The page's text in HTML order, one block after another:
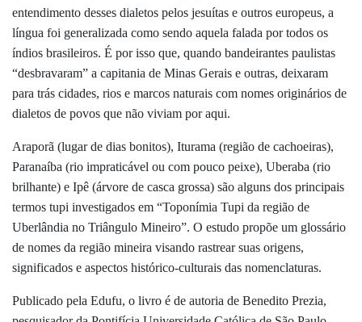
entendimento desses dialetos pelos jesuítas e outros europeus, a
língua foi generalizada como sendo aquela falada por todos os
índios brasileiros. É por isso que, quando bandeirantes paulistas
“desbravaram” a capitania de Minas Gerais e outras, deixaram
para trás cidades, rios e marcos naturais com nomes originários de
dialetos de povos que não viviam por aqui.
Araporã (lugar de dias bonitos), Iturama (região de cachoeiras),
Paranaíba (rio impraticável ou com pouco peixe), Uberaba (rio
brilhante) e Ipê (árvore de casca grossa) são alguns dos principais
termos tupi investigados em “Toponímia Tupi da região de
Uberlândia no Triângulo Mineiro”. O estudo propõe um glossário
de nomes da região mineira visando rastrear suas origens,
significados e aspectos histórico-culturais das nomenclaturas.
Publicado pela Edufu, o livro é de autoria de Benedito Prezia,